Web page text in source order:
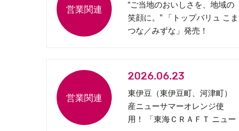
“ご当地のおいしさを、地域の
笑顔に。” 「トップバリュ こま
つな／みずな」発売！
2026.06.23
東伊豆（東伊豆町、河津町）
産ニューサマーオレンジ使
用！ 「東海ＣＲＡＦＴ ニュー